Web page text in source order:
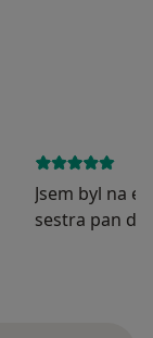
Jsem byl na
sestra pan